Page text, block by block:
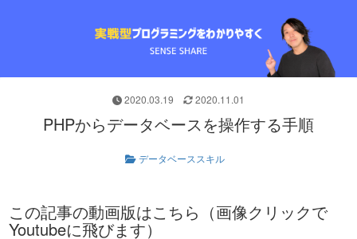
2020.03.19 2020.11.01
PHPからデータベースを操作する手順
データベーススキル
この記事の動画版はこちら（画像クリックで
Youtubeに飛びます）